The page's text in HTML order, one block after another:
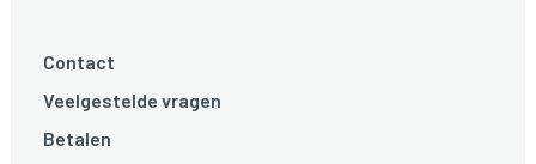
Contact
Veelgestelde vragen
Betalen